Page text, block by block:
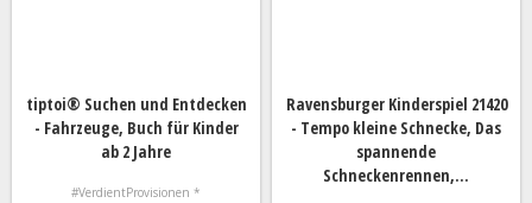
tiptoi® Suchen und Entdecken
- Fahrzeuge, Buch für Kinder
ab 2 Jahre
#VerdientProvisionen *
Ravensburger Kinderspiel 21420
- Tempo kleine Schnecke, Das
spannende
Schneckenrennen,...